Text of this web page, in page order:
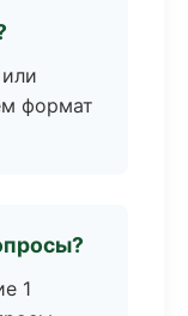
формат
1